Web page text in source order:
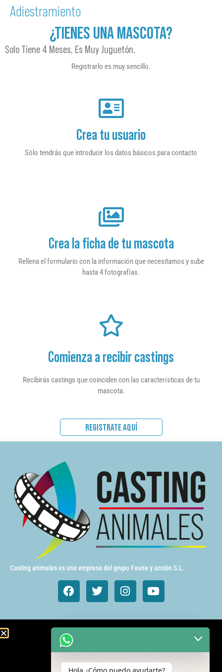
Adiestramiento
¿TIENES UNA MASCOTA?
Solo Tiene 4 Meses, Es Muy Juguetón.
Registrarlo es muy sencillo.
Crea tu usuario
Sólo tendrás que introducir los datos básicos para contacto
Crea la ficha de tu mascota
Rellena el formulario con la información que necesitamos y sube
hasta 4 fotografías.
Comienza a recibir castings
Recibirás castings que coinciden con las características de tu
mascota.
REGISTRATE AQUÍ
Casting animales es una empresa del grupo Fauna y acción S.L.
Animales de cine y TV